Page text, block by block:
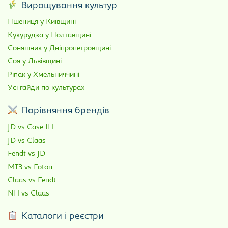
Вирощування культур
Пшениця у Київщині
Кукурудза у Полтавщині
Соняшник у Дніпропетровщині
Соя у Львівщині
Ріпак у Хмельниччині
Усі гайди по культурах
Порівняння брендів
JD vs Case IH
JD vs Claas
Fendt vs JD
МТЗ vs Foton
Claas vs Fendt
NH vs Claas
Каталоги і реєстри